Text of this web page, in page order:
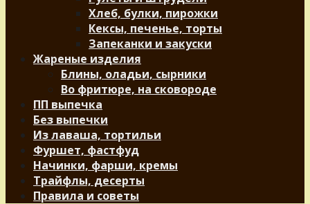
Хлеб, булки, пирожки
Кексы, печенье, торты
Запеканки и закуски
Жареные изделия
Блины, оладьи, сырники
Во фритюре, на сковороде
ПП выпечка
Без выпечки
Из лаваша, тортильи
Фуршет, фастфуд
Начинки, фарши, кремы
Трайфлы, десерты
Правила и советы